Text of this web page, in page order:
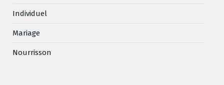
Individuel
Mariage
Nourrisson